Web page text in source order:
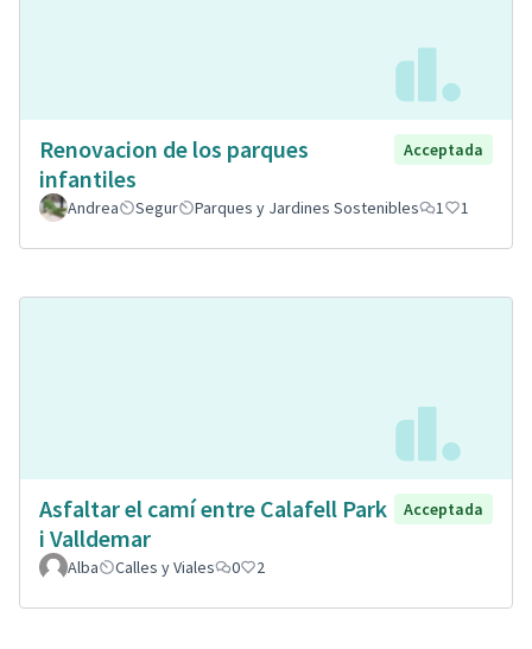
Renovacion de los parques
infantiles
Acceptada
Andrea Segur Parques y Jardines Sostenibles 1 1
Asfaltar el camí entre Calafell Park
i Valldemar
Acceptada
Alba Calles y Viales 0 2